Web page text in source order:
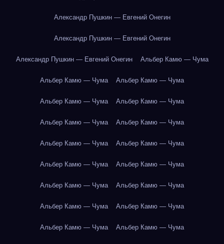
Александр Пушкин — Евгений Онегин
Александр Пушкин — Евгений Онегин
Александр Пушкин — Евгений Онегин Альбер Камю — Чума
Альбер Камю — Чума Альбер Камю — Чума
Альбер Камю — Чума Альбер Камю — Чума
Альбер Камю — Чума Альбер Камю — Чума
Альбер Камю — Чума Альбер Камю — Чума
Альбер Камю — Чума Альбер Камю — Чума
Альбер Камю — Чума Альбер Камю — Чума
Альбер Камю — Чума Альбер Камю — Чума
Альбер Камю — Чума Альбер Камю — Чума